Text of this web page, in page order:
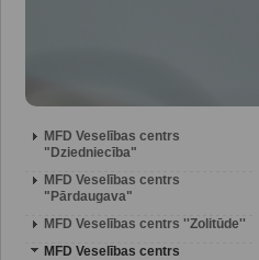
MFD Veselības centrs
"Dziedniecība"
MFD Veselības centrs
"Pārdaugava"
MFD Veselības centrs ''Zolitūde''
MFD Veselības centrs